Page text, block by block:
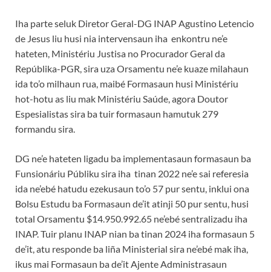
Iha parte seluk Diretor Geral-DG INAP Agustino Letencio
de Jesus liu husi nia intervensaun iha enkontru ne’e
hateten, Ministériu Justisa no Procurador Geral da
Repúblika-PGR, sira uza Orsamentu ne’e kuaze milahaun
ida to’o milhaun rua, maibé Formasaun husi Ministériu
hot-hotu as liu mak Ministériu Saúde, agora Doutor
Espesialistas sira ba tuir formasaun hamutuk 279
formandu sira.
DG ne’e hateten ligadu ba implementasaun formasaun ba
Funsionáriu Públiku sira iha tinan 2022 ne’e sai referesia
ida ne’ebé hatudu ezekusaun to’o 57 pur sentu, inklui ona
Bolsu Estudu ba Formasaun de’it atinji 50 pur sentu, husi
total Orsamentu $14.950.992.65 ne’ebé sentralizadu iha
INAP. Tuir planu INAP nian ba tinan 2024 iha formasaun 5
de’it, atu responde ba liña Ministerial sira ne’ebé mak iha,
ikus mai Formasaun ba de’it Ajente Administrasaun